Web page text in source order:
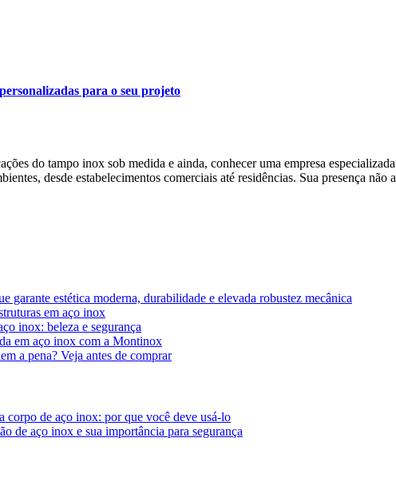
para o seu projeto
do tampo inox sob medida e ainda, conhecer uma empresa
desde estabelecimentos comerciais até residências. Sua presença
garante estética moderna, durabilidade e elevada robustez mecânica
em aço inox
inox: beleza e segurança
em aço inox com a Montinox
a pena? Veja antes de comprar
corpo de aço inox: por que você deve usá-lo
de aço inox e sua importância para segurança